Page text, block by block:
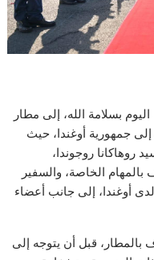
بسلامة الله، إلى مطار
جمهورية أوغندا، حيث
روهاكانا روجوندا،
الخاصة، والسفير
أوغندا، إلى جانب أعضاء
قبل أن يتوجه إلى